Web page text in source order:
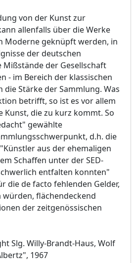
von der Kunst zur
allenfalls über die Werke
Moderne geknüpft werden, in
der deutschen
Mißstände der Gesellschaft
- im Bereich der klassischen
die Stärke der Sammlung. Was
betrifft, so ist es vor allem
Kunst, die zu kurz kommt. So
gewählte
d.h. die
aus der ehemaligen
Schaffen unter der SED-
entfalten konnten"
die de facto fehlenden Gelder,
flächendeckend
der zeitgenössischen
Slg. Willy-Brandt-Haus, Wolf
1967